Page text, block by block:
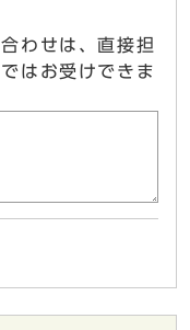
わせは、直接担
はお受けできま